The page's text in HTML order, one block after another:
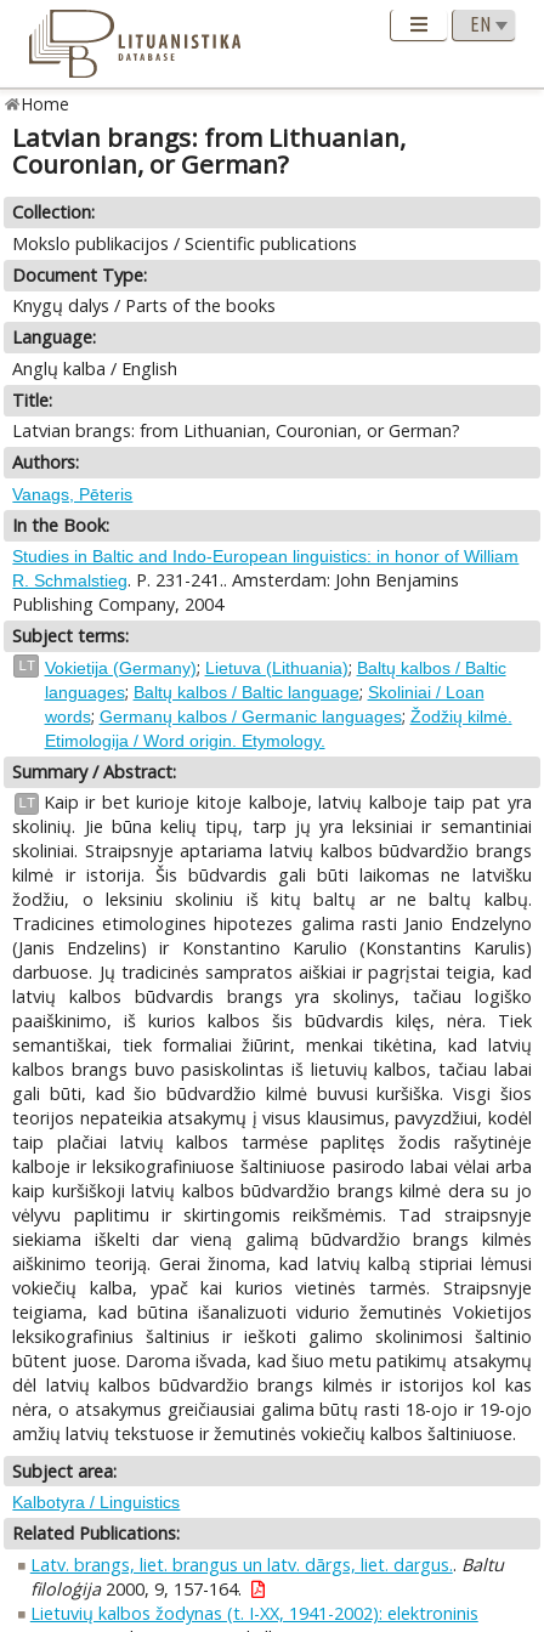
Home
Latvian brangs: from Lithuanian,
Couronian, or German?
Collection:
Mokslo publikacijos / Scientific publications
Document Type:
Knygų dalys / Parts of the books
Language:
Anglų kalba / English
Title:
Latvian brangs: from Lithuanian, Couronian, or German?
Authors:
Vanags, Pēteris
In the Book:
Studies in Baltic and Indo-European linguistics: in honor of William
R. Schmalstieg. P. 231-241.. Amsterdam: John Benjamins
Publishing Company, 2004
Subject terms:
LT Vokietija (Germany); Lietuva (Lithuania); Baltų kalbos / Baltic
languages; Baltų kalbos / Baltic language; Skoliniai / Loan
words; Germanų kalbos / Germanic languages; Žodžių kilmė.
Etimologija / Word origin. Etymology.
Summary / Abstract:
LT
Kaip ir bet kurioje kitoje kalboje, latvių kalboje taip pat yra
skolinių. Jie būna kelių tipų, tarp jų yra leksiniai ir semantiniai
skoliniai. Straipsnyje aptariama latvių kalbos būdvardžio brangs
kilmė ir istorija. Šis būdvardis gali būti laikomas ne latvišku
žodžiu, o leksiniu skoliniu iš kitų baltų ar ne baltų kalbų.
Tradicines etimologines hipotezes galima rasti Janio Endzelyno
(Janis Endzelins) ir Konstantino Karulio (Konstantins Karulis)
darbuose. Jų tradicinės sampratos aiškiai ir pagrįstai teigia, kad
latvių kalbos būdvardis brangs yra skolinys, tačiau logiško
paaiškinimo, iš kurios kalbos šis būdvardis kilęs, nėra. Tiek
semantiškai, tiek formaliai žiūrint, menkai tikėtina, kad latvių
kalbos brangs buvo pasiskolintas iš lietuvių kalbos, tačiau labai
gali būti, kad šio būdvardžio kilmė buvusi kuršiška. Visgi šios
teorijos nepateikia atsakymų į visus klausimus, pavyzdžiui, kodėl
taip plačiai latvių kalbos tarmėse paplitęs žodis rašytinėje
kalboje ir leksikografiniuose šaltiniuose pasirodo labai vėlai arba
kaip kuršiškoji latvių kalbos būdvardžio brangs kilmė dera su jo
vėlyvu paplitimu ir skirtingomis reikšmėmis. Tad straipsnyje
siekiama iškelti dar vieną galimą būdvardžio brangs kilmės
aiškinimo teoriją. Gerai žinoma, kad latvių kalbą stipriai lėmusi
vokiečių kalba, ypač kai kurios vietinės tarmės. Straipsnyje
teigiama, kad būtina išanalizuoti vidurio žemutinės Vokietijos
leksikografinius šaltinius ir ieškoti galimo skolinimosi šaltinio
būtent juose. Daroma išvada, kad šiuo metu patikimų atsakymų
dėl latvių kalbos būdvardžio brangs kilmės ir istorijos kol kas
nėra, o atsakymus greičiausiai galima būtų rasti 18-ojo ir 19-ojo
amžių latvių tekstuose ir žemutinės vokiečių kalbos šaltiniuose.
Subject area:
Kalbotyra / Linguistics
Related Publications:
Latv. brangs, liet. brangus un latv. dārgs, liet. dargus.. Baltu
filoloģija2000, 9, 157-164.
Lietuvių kalbos žodynas (t. I-XX, 1941-2002): elektroninis